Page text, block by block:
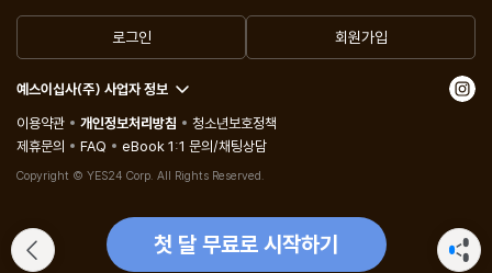
첫 달 무료로 시작하기
로그인 회원가입
예스이십사(주) 사업자 정보
이용약관
개인정보처리방침
청소년보호정책
제휴문의
FAQ eBook 1:1 문의/채팅상담
Copyright © YES24 Corp. All Rights Reserved.